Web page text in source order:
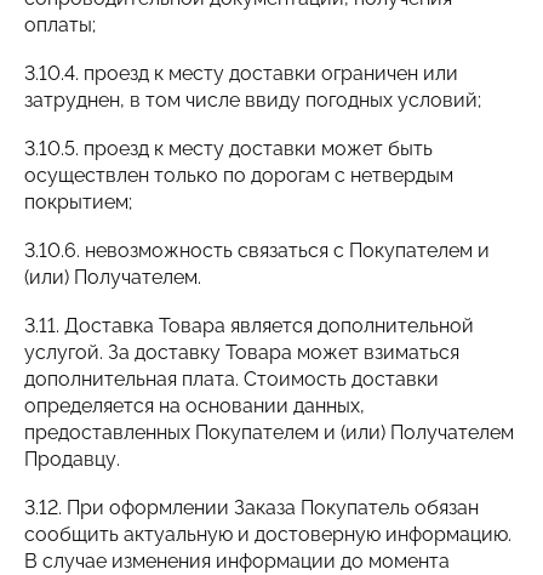
оплаты;
3.10.4. проезд к месту доставки ограничен или
затруднен, в том числе ввиду погодных условий;
3.10.5. проезд к месту доставки может быть
осуществлен только по дорогам с нетвердым
покрытием;
3.10.6. невозможность связаться с Покупателем и
(или) Получателем.
3.11. Доставка Товара является дополнительной
услугой. За доставку Товара может взиматься
дополнительная плата. Стоимость доставки
определяется на основании данных,
предоставленных Покупателем и (или) Получателем
Продавцу.
3.12. При оформлении Заказа Покупатель обязан
сообщить актуальную и достоверную информацию.
В случае изменения информации до момента